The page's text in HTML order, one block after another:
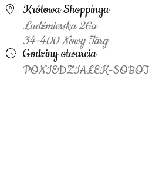
Królowa Shoppingu
Ludźmierska 26a
34-400 Nowy Targ
Godziny otwarcia
PONIEDZIAŁEK-